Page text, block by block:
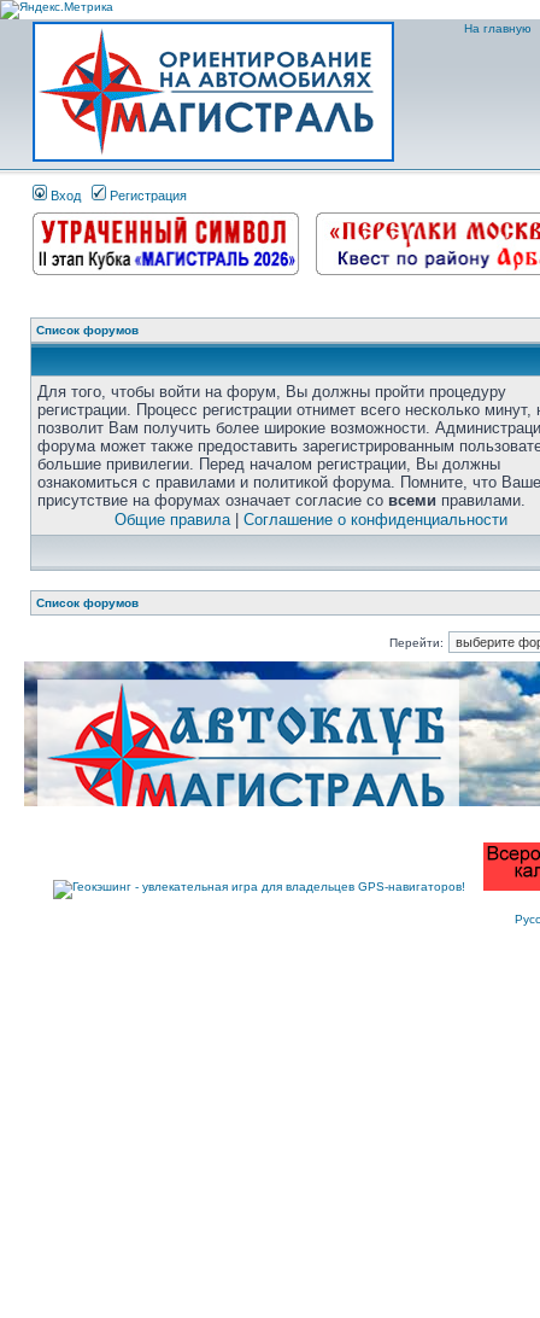
На главную
Вход Регистрация
Список форумов
Для того, чтобы войти на форум, Вы должны пройти процедуру
регистрации. Процесс регистрации отнимет всего несколько минут,
позволит Вам получить более широкие возможности.
форума может также предоставить зарегистрированным
большие привилегии. Перед началом регистрации, Вы должны
ознакомиться с правилами и политикой форума. Помните, что Ваше
присутствие на форумах означает согласие со всеми правилами.
Общие правила| Соглашение о конфиденциальности
Список форумов
Перейти: